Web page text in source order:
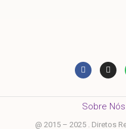
Sobre Nós
@ 2015 – 2025 . Diretos